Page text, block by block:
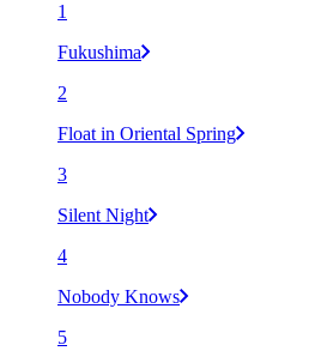
1
Fukushima
2
Float in Oriental Spring
3
Silent Night
4
Nobody Knows
5